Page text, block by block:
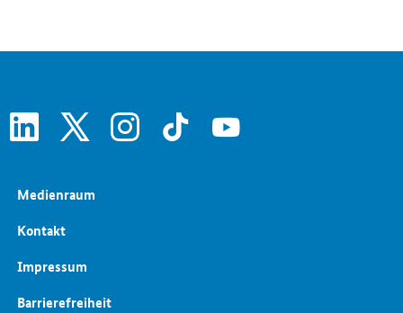
Strommarkt der Zukunft Energiespeicher
linkedin instagram tiktok youtube
Medienraum
Kontakt
Impressum
Barrierefreiheit